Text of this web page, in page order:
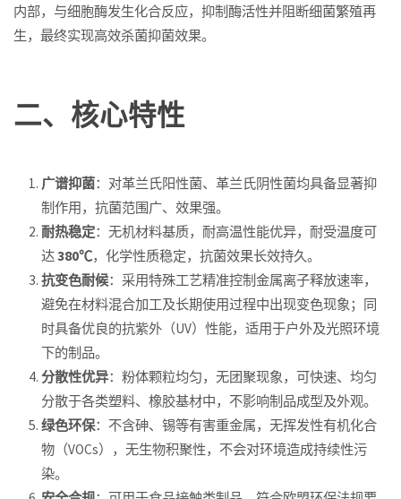
内部，与细胞酶发生化合反应，抑制酶活性并阻断细菌繁殖再
生，最终实现高效杀菌抑菌效果。
二、核心特性
广谱抑菌：对革兰氏阳性菌、革兰氏阴性菌均具备显著抑
制作用，抗菌范围广、效果强。
耐热稳定：无机材料基质，耐高温性能优异，耐受温度可
达380℃，化学性质稳定，抗菌效果长效持久。
抗变色耐候：采用特殊工艺精准控制金属离子释放速率，
避免在材料混合加工及长期使用过程中出现变色现象；同
时具备优良的抗紫外（UV）性能，适用于户外及光照环境
下的制品。
分散性优异：粉体颗粒均匀，无团聚现象，可快速、均匀
分散于各类塑料、橡胶基材中，不影响制品成型及外观。
绿色环保：不含砷、锡等有害重金属，无挥发性有机化合
物（VOCs），无生物积聚性，不会对环境造成持续性污
染。